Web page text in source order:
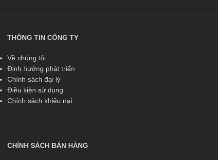
THÔNG TIN CÔNG TY
Về chúng tôi
Định hướng phát triển
Chính sách đại lý
Điều kiện sử dụng
Chính sách khiếu nại
CHÍNH SÁCH BÁN HÀNG